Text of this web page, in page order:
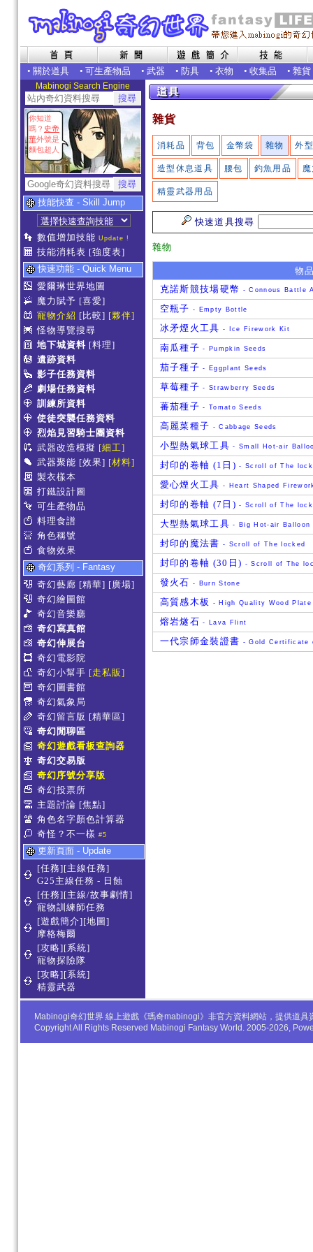
• 關於道具 • 可生產物品 • 武器 • 防具 • 衣物 • 收集品 • 雜貨
Mabinogi Search Engine
你知道
嗎？ 史帝
華外號是
麵包超人
技能快查 - Skill Jump
數值增加技能 Update !
技能消耗表 [強度表]
快速功能 - Quick Menu
愛爾琳世界地圖
魔力賦予 [喜愛]
寵物介紹 [比較] [夥伴]
怪物導覽搜尋
地下城資料 [料理]
遺跡資料
影子任務資料
劇場任務資料
訓練所資料
使徒突襲任務資料
烈焰見習騎士團資料
武器改造模擬 [細工]
武器聚能 [效果] [材料]
製衣樣本
打鐵設計圖
可生產物品
料理食譜
角色稱號
食物效果
奇幻系列 - Fantasy
奇幻藝廊 [精華] [廣場]
奇幻繪圖館
奇幻音樂廳
奇幻寫真館
奇幻伸展台
奇幻電影院
奇幻小幫手 [走私販]
奇幻圖書館
奇幻氣象局
奇幻留言版 [精華區]
奇幻閒聊區
奇幻遊戲看板查詢器
奇幻交易版
奇幻序號分享版
奇幻投票所
主題討論 [焦點]
角色名字顏色計算器
奇怪？不一樣 #5
更新頁面 - Update
[任務][主線任務]
G25主線任務 - 日蝕
[任務][主線/故事劇情]
寵物訓練師任務
[遊戲簡介][地圖]
摩格梅爾
[攻略][系統]
寵物探險隊
[攻略][系統]
精靈武器
雜貨
消耗品 背包 金幣袋 雜物 外
造型休息道具 腰包 釣魚用品
精靈武器用品
快速道具搜尋
雜物
物
克諾斯競技場硬幣 - Connous Battle
空瓶子 - Empty Bottle
冰矛煙火工具 - Ice Firework Kit
南瓜種子 - Pumpkin Seeds
茄子種子 - Eggplant Seeds
草莓種子 - Strawberry Seeds
蕃茄種子 - Tomato Seeds
高麗菜種子 - Cabbage Seeds
小型熱氣球工具 - Small Hot-air
封印的卷軸 (1日) - Scroll of The
愛心煙火工具 - Heart Shaped
封印的卷軸 (7日) - Scroll of The
大型熱氣球工具 - Big Hot-air Balloon
封印的魔法書 - Scroll of The locked
封印的卷軸 (30日) - Scroll of The
發火石 - Burn Stone
高質感木板 - High Quality Wood Plate
熔岩燧石 - Lava Flint
一代宗師金裝證書 - Gold Certificate
Mabinogi奇幻世界 線上遊戲《瑪奇mabinogi》非官方資料網站，提供道
Copyright All Rights Reserved Mabinogi Fantasy World. 2005-2026,